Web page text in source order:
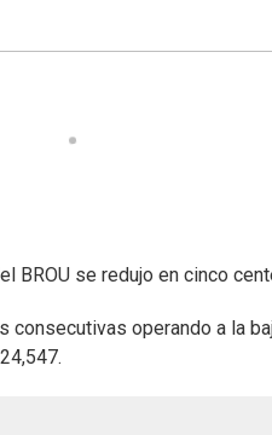
BROU se redujo en cinco
operando a la